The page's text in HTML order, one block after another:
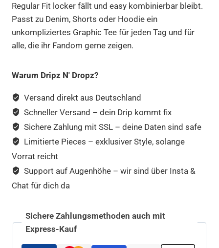
Regular Fit locker fällt und easy kombinierbar bleibt.
Passt zu Denim, Shorts oder Hoodie ein
unkompliziertes Graphic Tee für jeden Tag und für
alle, die ihr Fandom gerne zeigen.
Warum Dripz N' Dropz?
Versand direkt aus Deutschland
Schneller Versand – dein Drip kommt fix
Sichere Zahlung mit SSL – deine Daten sind safe
Limitierte Pieces – exklusiver Style, solange
Vorrat reicht
Support auf Augenhöhe – wir sind über Insta &
Chat für dich da
Sichere Zahlungsmethoden auch mit
Express-Kauf